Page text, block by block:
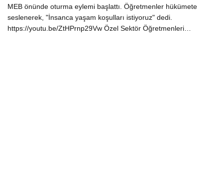
MEB önünde oturma eylemi başlattı. Öğretmenler hükümete
seslenerek, "İnsanca yaşam koşulları istiyoruz" dedi.
https://youtu.be/ZtHPrnp29Vw Özel Sektör Öğretmenleri…